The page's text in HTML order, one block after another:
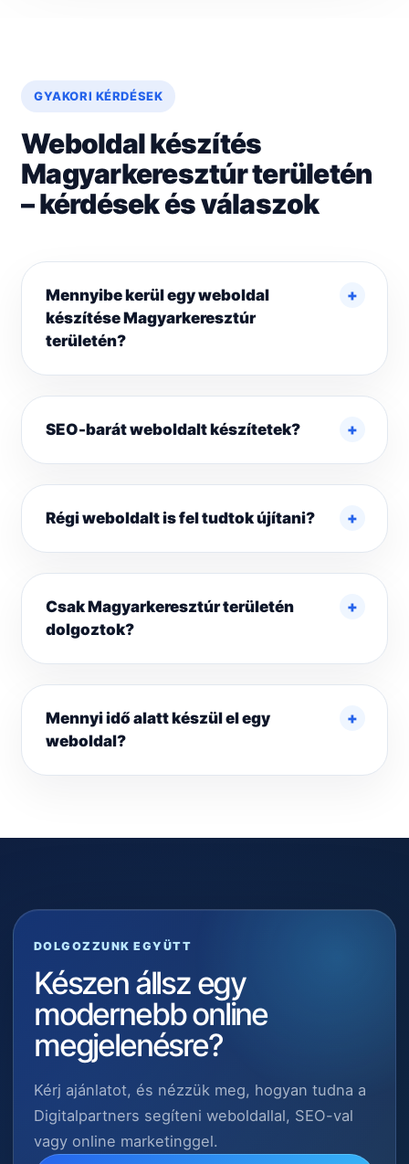
GYAKORI KÉRDÉSEK
Weboldal készítés
Magyarkeresztúr területén
– kérdések és válaszok
Mennyibe kerül egy weboldal
készítése Magyarkeresztúr
területén?
SEO-barát weboldalt készítetek?
Régi weboldalt is fel tudtok újítani?
Csak Magyarkeresztúr területén
dolgoztok?
Mennyi idő alatt készül el egy
weboldal?
DOLGOZZUNK EGYÜTT
Készen állsz egy
modernebb online
megjelenésre?
Kérj ajánlatot, és nézzük meg, hogyan tudna a
Digitalpartners segíteni weboldallal, SEO-val
vagy online marketinggel.